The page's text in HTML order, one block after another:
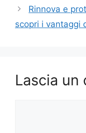
Rinnova e
scopri i vantaggi
Lascia un